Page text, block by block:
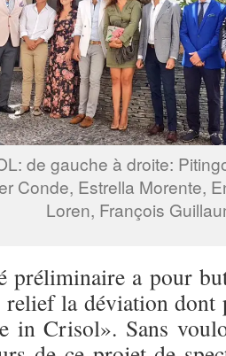
de gauche à droite:
Conde, Estrella Morente,
Loren, François
préliminaire a pour
relief la déviation
in Crisol». Sans